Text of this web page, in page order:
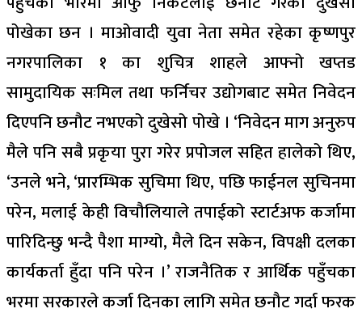
पोखेका छन । माओवादी युवा नेता समेत रहेका कृष्णपुर
नगरपालिका १ का शुचित्र शाहले आफ्नो खप्तड
सामुदायिक सःमिल तथा फर्निचर उद्योगबाट समेत निवेदन
दिएपनि छनौट नभएको दुखेसो पोखे । ‘निवेदन माग अनुरुप
मैले पनि सबै प्रकृया पुरा गरेर प्रपोजल सहित हालेको थिए,
‘उनले भने, ‘प्रारम्भिक सुचिमा थिए, पछि फाईनल सुचिनमा
परेन, मलाई केही विचौलियाले तपाईको स्टार्टअफ कर्जामा
पारिदिन्छु भन्दै पैशा माग्यो, मैले दिन सकेन, विपक्षी दलका
कार्यकर्ता हुँदा पनि परेन ।’ राजनैतिक र आर्थिक पहुँचका
भरमा सरकारले कर्जा दिनका लागि समेत छनौट गर्दा फरक